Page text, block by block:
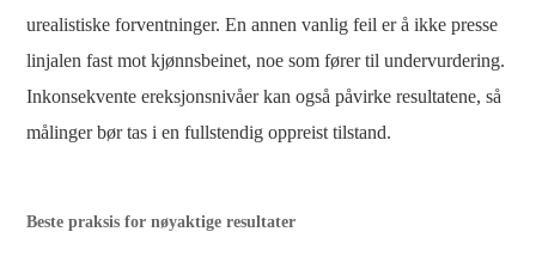
urealistiske forventninger. En annen vanlig feil er å ikke presse
linjalen fast mot kjønnsbeinet, noe som fører til undervurdering.
Inkonsekvente ereksjonsnivåer kan også påvirke resultatene, så
målinger bør tas i en fullstendig oppreist tilstand.
Beste praksis for nøyaktige resultater